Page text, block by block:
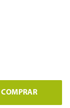
COMPRAR